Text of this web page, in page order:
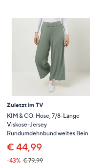
Zuletzt im TV
KIM & CO. Hose, 7/8-Länge
Viskose-Jersey
Rundumdehnbund weites Bein
€ 44,99
-43% € 79,99